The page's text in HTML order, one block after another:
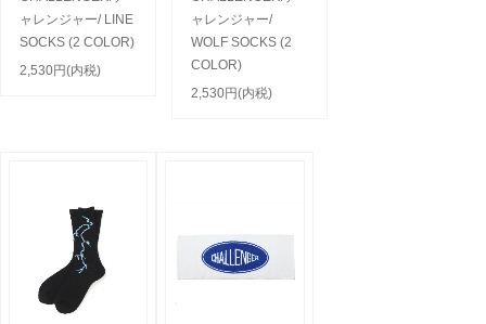
ャレンジャー/ LINE
SOCKS (2 COLOR)
2,530円(内税)
ャレンジャー/
WOLF SOCKS (2
COLOR)
2,530円(内税)